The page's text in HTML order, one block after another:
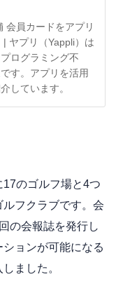
会員カードをアプリ
ヤプリ（Yappli）は
ログラミング不
す。アプリを活用
しています。
17のゴルフ場と4つ
フクラブです。会
の会報誌を発行し
ョンが可能になる
ました。